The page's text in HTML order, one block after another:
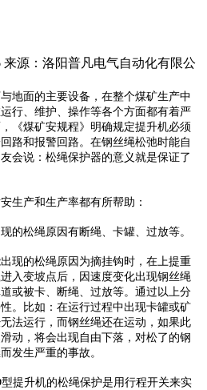
来源：洛阳普凡电气自动化有限公
面的主要设备，在整个煤矿生产中
行、维护、操作等各个方面都有着严
《煤矿安规程》明确规定提升机必须
路和报警回路。在钢丝绳松弛时能自
会说：松绳保护器的意义就是保证了
产和生产率都有所帮助：
松绳原因有断绳、卡罐、过放等。
的松绳原因为摘挂钩时，在上提重
入变坡点后，因速度变化出现钢丝绳
或被卡、断绳、过放等。通过以上分
。比如：在运行过程中出现卡罐或矿
法运行，而钢丝绳还在运动，如果此
动，将会出现自由下落，对松了的钢
发生严重的事故。
升机的松绳保护是用行程开关来实